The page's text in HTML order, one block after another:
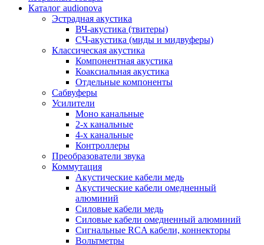
Каталог audionova
Эстрадная акустика
ВЧ-акустика (твитеры)
СЧ-акустика (миды и мидвуферы)
Классическая акустика
Компонентная акустика
Коаксиальная акустика
Отдельные компоненты
Сабвуферы
Усилители
Моно канальные
2-х канальные
4-х канальные
Контроллеры
Преобразователи звука
Коммутация
Акустические кабели медь
Акустические кабели омедненный
алюминий
Силовые кабели медь
Силовые кабели омедненный алюминий
Сигнальные RCA кабели, коннекторы
Вольтметры